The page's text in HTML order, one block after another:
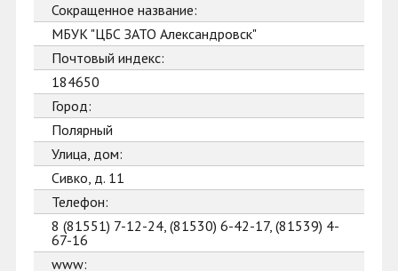
Сокращенное название:
МБУК "ЦБС ЗАТО Александровск"
Почтовый индекс:
184650
Город:
Полярный
Улица, дом:
Сивко, д. 11
Телефон:
8 (81551) 7-12-24, (81530) 6-42-17, (81539) 4-
67-16
www: